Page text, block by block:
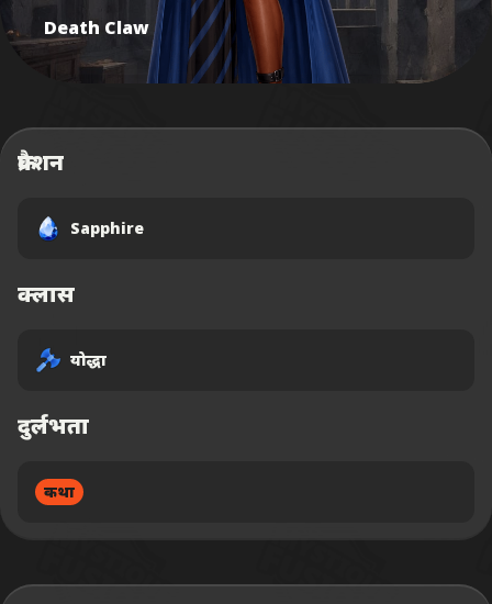
Death Claw
फ्रैक्शन
Sapphire
क्लास
योद्धा
दुर्लभता
कथा